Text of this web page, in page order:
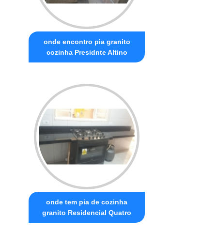
onde encontro pia granito
cozinha Presidnte Altino
onde tem pia de cozinha
granito Residencial Quatro